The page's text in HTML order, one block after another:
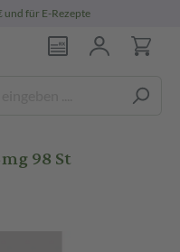
und für E-Rezepte
98 St